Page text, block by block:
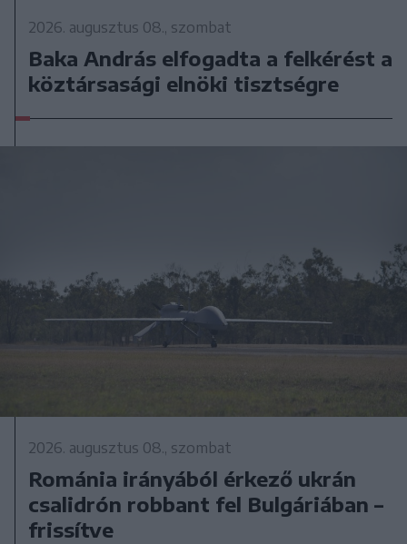
2026. augusztus 08., szombat
Baka András elfogadta a felkérést a
köztársasági elnöki tisztségre
2026. augusztus 08., szombat
Románia irányából érkező ukrán
csalidrón robbant fel Bulgáriában –
frissítve